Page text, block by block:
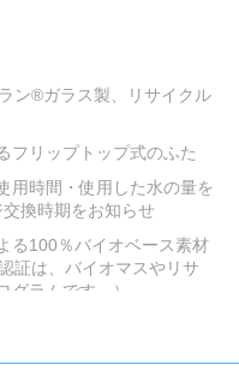
ン®ガラス製、リサイクル
フリップトップ式のふた
用時間・使用した水の量を
換時期をお知らせ
る100％バイオベース素材
証は、バイオマスやリサ
グラムです。）